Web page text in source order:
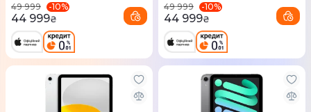
49 999 -10%
44 999₴
49 999 -10%
44 999₴